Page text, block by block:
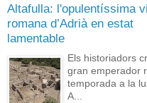
Altafulla: l'opulentíssima
romana d’Adrià en estat
lamentable
Els historiadors
gran emperador
temporada a la
A...